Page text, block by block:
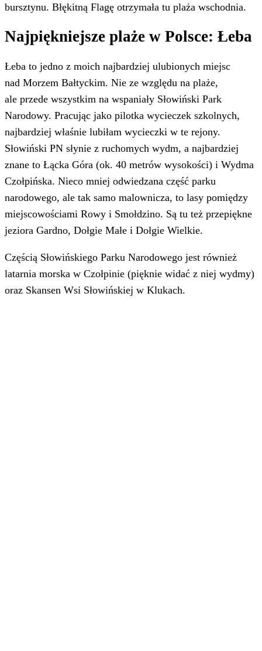
bursztynu. Błękitną Flagę otrzymała tu plaża wschodnia.
Najpiękniejsze plaże w Polsce: Łeba
Łeba to jedno z moich najbardziej ulubionych miejsc
nad Morzem Bałtyckim. Nie ze względu na plaże,
ale przede wszystkim na wspaniały Słowiński Park
Narodowy. Pracując jako pilotka wycieczek szkolnych,
najbardziej właśnie lubiłam wycieczki w te rejony.
Słowiński PN słynie z ruchomych wydm, a najbardziej
znane to Łącka Góra (ok. 40 metrów wysokości) i Wydma
Czołpińska. Nieco mniej odwiedzana część parku
narodowego, ale tak samo malownicza, to lasy pomiędzy
miejscowościami Rowy i Smołdzino. Są tu też przepiękne
jeziora Gardno, Dołgie Małe i Dołgie Wielkie.
Częścią Słowińskiego Parku Narodowego jest również
latarnia morska w Czołpinie (pięknie widać z niej wydmy)
oraz Skansen Wsi Słowińskiej w Klukach.